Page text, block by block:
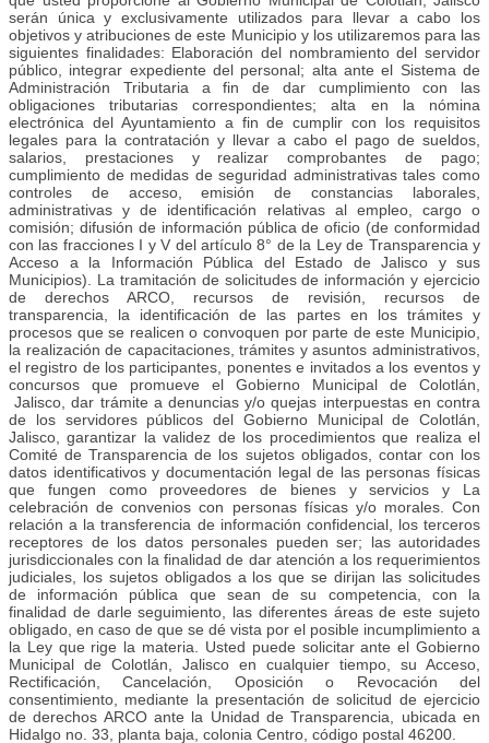
serán única y exclusivamente utilizados para llevar a cabo los
objetivos y atribuciones de este Municipio y los utilizaremos para las
siguientes finalidades: Elaboración del nombramiento del servidor
público, integrar expediente del personal; alta ante el Sistema de
Administración Tributaria a fin de dar cumplimiento con las
obligaciones tributarias correspondientes; alta en la nómina
electrónica del Ayuntamiento a fin de cumplir con los requisitos
legales para la contratación y llevar a cabo el pago de sueldos,
salarios, prestaciones y realizar comprobantes de pago;
cumplimiento de medidas de seguridad administrativas tales como
controles de acceso, emisión de constancias laborales,
administrativas y de identificación relativas al empleo, cargo o
comisión; difusión de información pública de oficio (de conformidad
con las fracciones I y V del artículo 8° de la Ley de Transparencia y
Acceso a la Información Pública del Estado de Jalisco y sus
Municipios). La tramitación de solicitudes de información y ejercicio
de derechos ARCO, recursos de revisión, recursos de
transparencia, la identificación de las partes en los trámites y
procesos que se realicen o convoquen por parte de este Municipio,
la realización de capacitaciones, trámites y asuntos administrativos,
el registro de los participantes, ponentes e invitados a los eventos y
concursos que promueve el Gobierno Municipal de Colotlán,
Jalisco, dar trámite a denuncias y/o quejas interpuestas en contra
de los servidores públicos del Gobierno Municipal de Colotlán,
Jalisco, garantizar la validez de los procedimientos que realiza el
Comité de Transparencia de los sujetos obligados, contar con los
datos identificativos y documentación legal de las personas físicas
que fungen como proveedores de bienes y servicios y La
celebración de convenios con personas físicas y/o morales. Con
relación a la transferencia de información confidencial, los terceros
receptores de los datos personales pueden ser; las autoridades
jurisdiccionales con la finalidad de dar atención a los requerimientos
judiciales, los sujetos obligados a los que se dirijan las solicitudes
de información pública que sean de su competencia, con la
finalidad de darle seguimiento, las diferentes áreas de este sujeto
obligado, en caso de que se dé vista por el posible incumplimiento a
la Ley que rige la materia. Usted puede solicitar ante el Gobierno
Municipal de Colotlán, Jalisco en cualquier tiempo, su Acceso,
Rectificación, Cancelación, Oposición o Revocación del
consentimiento, mediante la presentación de solicitud de ejercicio
de derechos ARCO ante la Unidad de Transparencia, ubicada en
Hidalgo no. 33, planta baja, colonia Centro, código postal 46200.